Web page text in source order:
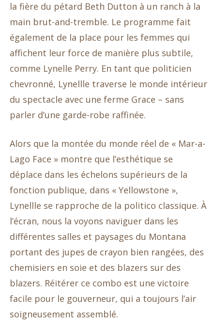
la fière du pétard Beth Dutton à un ranch à la
main brut-and-tremble. Le programme fait
également de la place pour les femmes qui
affichent leur force de manière plus subtile,
comme Lynelle Perry. En tant que politicien
chevronné, Lynellle traverse le monde intérieur
du spectacle avec une ferme Grace – sans
parler d’une garde-robe raffinée.
Alors que la montée du monde réel de « Mar-a-
Lago Face » montre que l’esthétique se
déplace dans les échelons supérieurs de la
fonction publique, dans « Yellowstone »,
Lynellle se rapproche de la politico classique. À
l’écran, nous la voyons naviguer dans les
différentes salles et paysages du Montana
portant des jupes de crayon bien rangées, des
chemisiers en soie et des blazers sur des
blazers. Réitérer ce combo est une victoire
facile pour le gouverneur, qui a toujours l’air
soigneusement assemblé.